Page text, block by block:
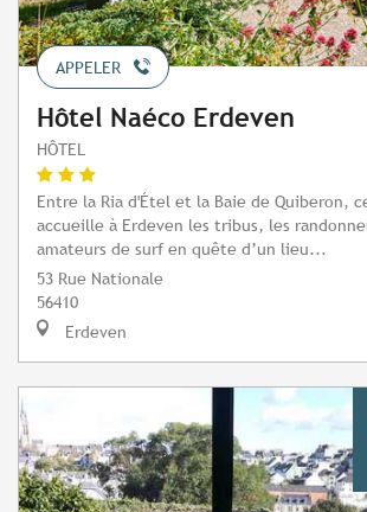
APPELER
Hôtel Naéco Erdeven
HÔTEL
Entre la Ria d'Étel et la Baie de Quiberon,
accueille à Erdeven les tribus, les
amateurs de surf en quête d’un lieu...
53 Rue Nationale
56410
Erdeven